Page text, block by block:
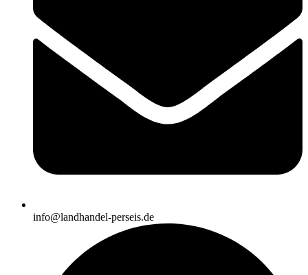
info@landhandel-perseis.de